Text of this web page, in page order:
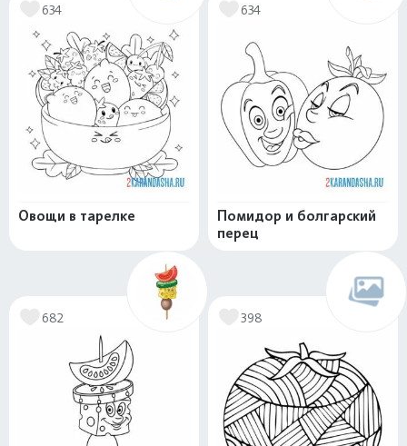
634
Овощи в тарелке
634
Помидор и болгарский
перец
682 398